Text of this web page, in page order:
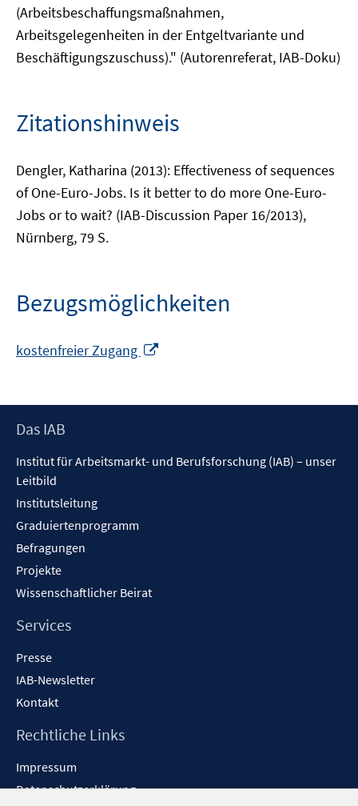
(Arbeitsbeschaffungsmaßnahmen,
Arbeitsgelegenheiten in der Entgeltvariante und
Beschäftigungszuschuss)." (Autorenreferat, IAB-Doku)
Zitationshinweis
Dengler, Katharina (2013): Effectiveness of sequences
of One-Euro-Jobs. Is it better to do more One-Euro-
Jobs or to wait? (IAB-Discussion Paper 16/2013),
Nürnberg, 79 S.
Bezugsmöglichkeiten
kostenfreier Zugang
öffnen
Footer
Das IAB
Institut für Arbeitsmarkt- und Berufsforschung (IAB) – unser
Leitbild
Institutsleitung
Graduiertenprogramm
Befragungen
Projekte
Wissenschaftlicher Beirat
Services
Presse
IAB-Newsletter
Kontakt
Rechtliche Links
Impressum
Datenschutzerklärung